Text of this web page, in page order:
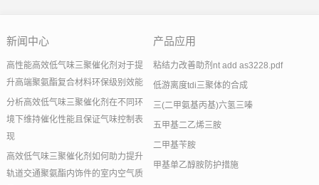
新闻中心
高性能高效低气味三聚催化剂对于提
升高端聚氨酯复合材料环保级别效能
分析高效低气味三聚催化剂在不同环
境下维持催化性能且保证气味控制表
现
高效低气味三聚催化剂如何助力提升
轨道交通聚氨酯内饰件的室内空气质
产品应用
粘结力改善助剂nt add as3228.pdf
低游离度tdi三聚体的合成
三(二甲氨基丙基)六氢三嗪
五甲基二乙烯三胺
二甲基苄胺
甲基单乙醇胺防护措施